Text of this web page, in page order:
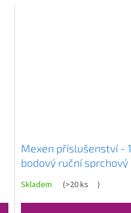
Mexen příslušenství -
bodový ruční sprchový
785406052-20
Skladem (>20 ks )